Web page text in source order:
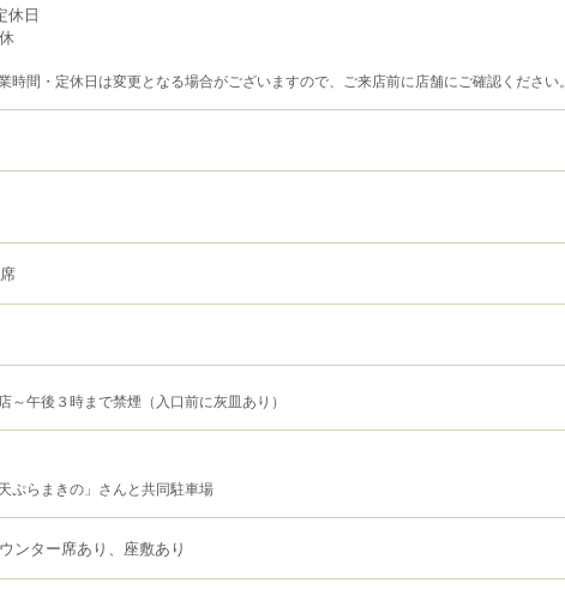
休日
時間・定休日は変更となる場合がございますので、ご来店前に店舗にご確認ください。
～午後３時まで禁煙（入口前に灰皿あり）
天ぷらまきの」さんと共同駐車場
ンター席あり、座敷あり